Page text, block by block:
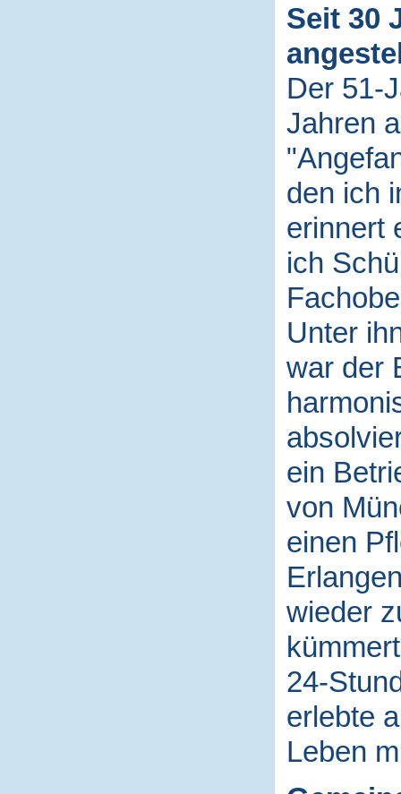
Seit 30
Der 51-
Jahren
den ich
erinnert
ich
Unter
war der
ein
von
einen
wieder
24-
erlebte
Leben